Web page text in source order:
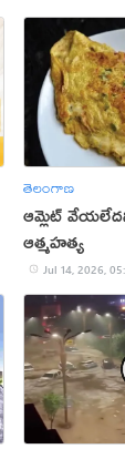
తెలంగాణ
ఆమ్లెట్
ఆత్మహత్య
Jul 14, 2026,